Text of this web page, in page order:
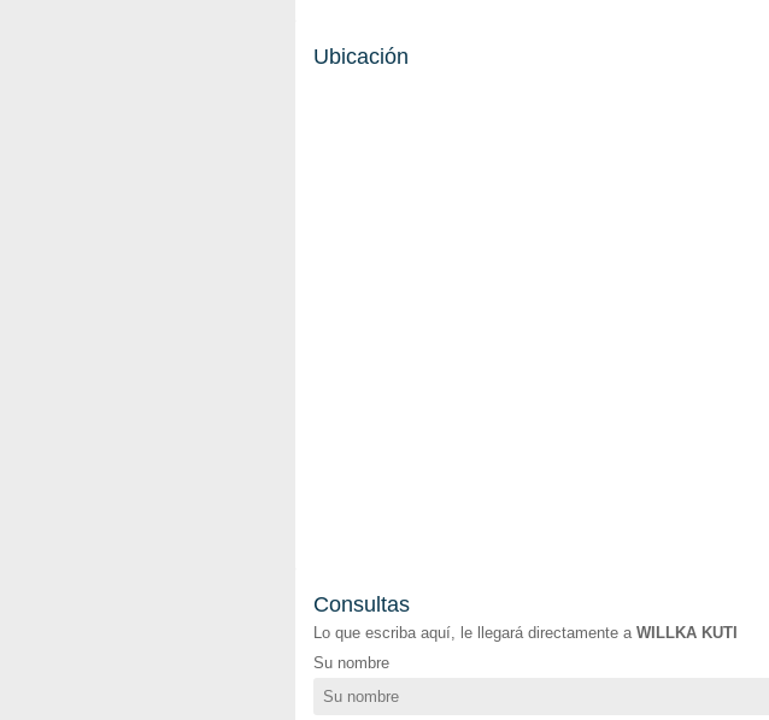
Ubicación
Consultas
Lo que escriba aquí, le llegará directamente a WILLKA KUTI
Su nombre